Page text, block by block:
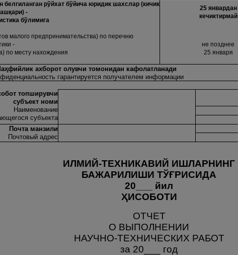
белгиланган рўйхат бўйича юридик шахслар (кичик
қари) -
бўлимига
25 январдан
кечиктирмай
малого предпринимательства) по перечню
-
по месту нахождения
не позднее
25 января
ҳфийлик ахборот олувчи томонидан кафолатланади
гарантируется получателем информации
топширувчи
субъект номи
Наименование
субъекта
Почта манзили
Почтовый адрес
ИЛМИЙ-ТЕХНИКАВИЙ ИШЛАРНИНГ
БАЖАРИЛИШИ ТЎҒРИСИДА
20___ йил
ҲИСОБОТИ
ОТЧЕТ
О ВЫПОЛНЕНИИ
НАУЧНО-ТЕХНИЧЕСКИХ РАБОТ
за 20___ год